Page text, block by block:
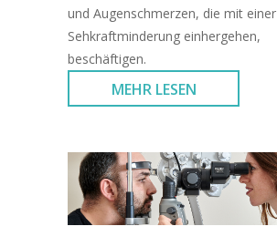
und Augenschmerzen, die mit einer
Sehkraftminderung einhergehen,
beschäftigen.
MEHR LESEN